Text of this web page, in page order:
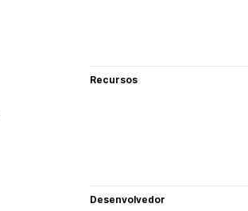
Recursos
Desenvolvedor